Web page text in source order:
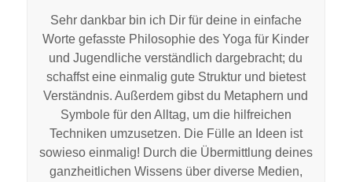
Sehr dankbar bin ich Dir für deine in einfache
Worte gefasste Philosophie des Yoga für Kinder
und Jugendliche verständlich dargebracht; du
schaffst eine einmalig gute Struktur und bietest
Verständnis. Außerdem gibst du Metaphern und
Symbole für den Alltag, um die hilfreichen
Techniken umzusetzen. Die Fülle an Ideen ist
sowieso einmalig! Durch die Übermittlung deines
ganzheitlichen Wissens über diverse Medien,